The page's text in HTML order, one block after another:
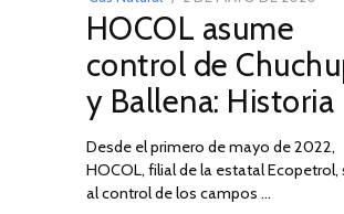
ON
DE
2026
HOCOL asume
control de
y Ballena: Historia
Desde el primero de mayo de 2022,
HOCOL, filial de la estatal Ecopetrol,
al control de los campos …